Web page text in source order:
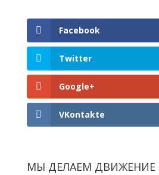
Facebook
Twitter
Google+
VKontakte
МЫ ДЕЛАЕМ ДВИЖЕНИЕ